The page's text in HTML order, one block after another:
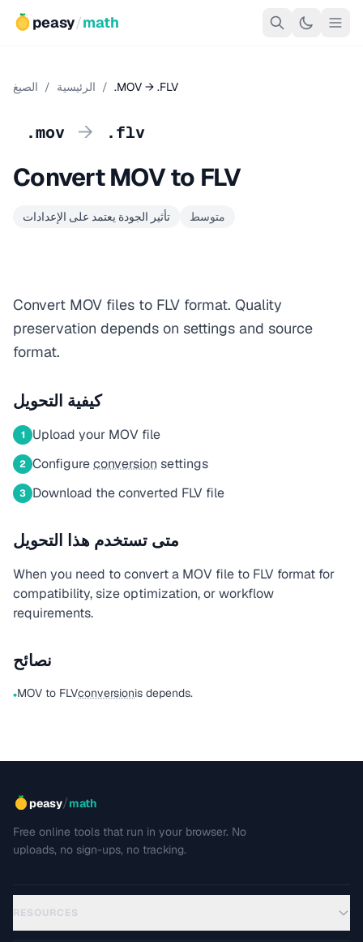
peasy/math
الرئيسية / الصيغ / .MOV → .FLV
.mov → .flv
Convert MOV to FLV
تأثير الجودة يعتمد على الإعدادات متوسط
Convert MOV files to FLV format. Quality
preservation depends on settings and source
format.
كيفية التحويل
1 Upload your MOV file
2 Configureconversion settings
3 Download the converted FLV file
متى تستخدم هذا التحويل
When you need to convert a MOV file to FLV format for
compatibility, size optimization, or workflow
requirements.
نصائح
•MOV to FLVconversionis depends.
peasy/math
Free online tools that run in your browser. No
uploads, no sign-ups, no tracking.
RESOURCES